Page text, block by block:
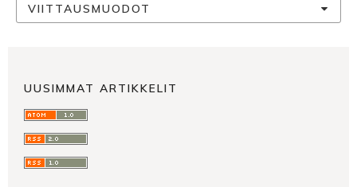
VIITTAUSMUODOT
UUSIMMAT ARTIKKELIT